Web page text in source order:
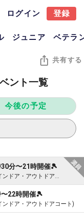
ログイン 登録
ジュニア ベテラ
共有する
ント一覧
今後の予定
分〜21時開催🎾
22時開催🎾
ドア・アウトドアコート)